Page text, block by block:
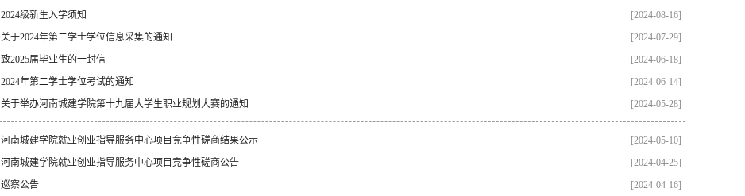
2024级新生入学须知
[2024-08-16]
关于2024年第二学士学位信息采集的通知
[2024-07-29]
致2025届毕业生的一封信
[2024-06-18]
2024年第二学士学位考试的通知
[2024-06-14]
关于举办河南城建学院第十九届大学生职业规划大赛的通知
[2024-05-28]
河南城建学院就业创业指导服务中心项目竞争性磋商结果公示
[2024-05-10]
河南城建学院就业创业指导服务中心项目竞争性磋商公告
[2024-04-25]
巡察公告
[2024-04-16]